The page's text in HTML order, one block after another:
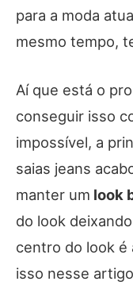
para a moda
mesmo tempo,
Aí que está o
conseguir isso
impossível, a
saias jeans
manter um look
do look
centro do look é
isso nesse